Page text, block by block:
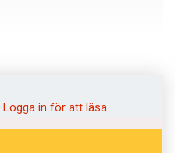
Logga in för att läsa